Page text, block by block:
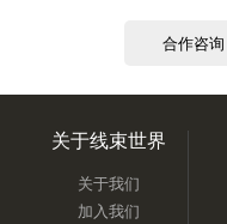
合作咨询
关于线束世界
关于我们
加入我们